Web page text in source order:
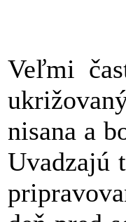
Veľmi
nisana a
Uvadzajú